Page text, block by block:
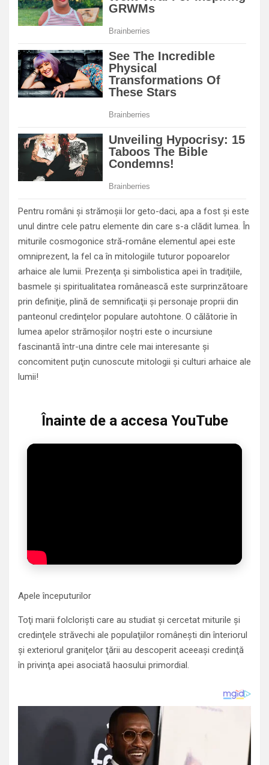
Pentru români şi strămoşii lor geto-daci, apa a fost şi este
unul dintre cele patru elemente din care s-a clădit lumea. În
miturile cosmogonice stră-române elementul apei este
omniprezent, la fel ca în mitologiile tuturor popoarelor
arhaice ale lumii. Prezenţa şi simbolistica apei în tradiţiile,
basmele şi spiritualitatea românească este surprinzătoare
prin definiţie, plină de semnificaţii şi personaje proprii din
panteonul credinţelor populare autohtone. O călătorie în
lumea apelor strămoşilor noştri este o incursiune
fascinantă într-una dintre cele mai interesante şi
concomitent puţin cunoscute mitologii şi culturi arhaice ale
lumii!
Înainte de a accesa YouTube
Apele începuturilor
Toţi marii folclorişti care au studiat şi cercetat miturile şi
credinţele străvechi ale populaţiilor româneşti din înteriorul
şi exteriorul graniţelor ţării au descoperit aceeaşi credinţă
în privinţa apei asociată haosului primordial.